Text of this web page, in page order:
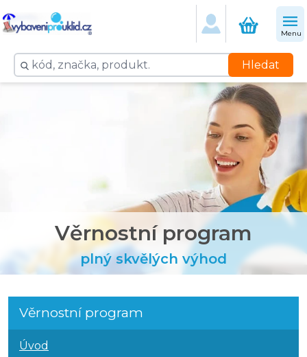
Menu
Hledat
Věrnostní program
plný skvělých výhod
Věrnostní program
Úvod